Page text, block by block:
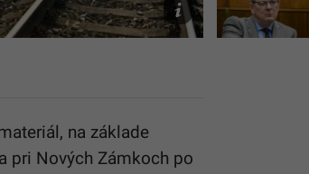
republiky/FB
na základe
pri Nových Zámkoch po